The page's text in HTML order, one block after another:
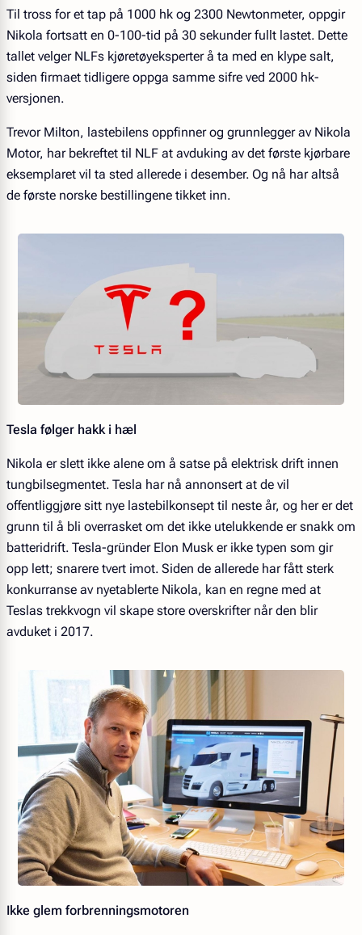
Til tross for et tap på 1000 hk og 2300 Newtonmeter, oppgir
Nikola fortsatt en 0-100-tid på 30 sekunder fullt lastet. Dette
tallet velger NLFs kjøretøyeksperter å ta med en klype salt,
siden firmaet tidligere oppga samme sifre ved 2000 hk-
versjonen.
Trevor Milton, lastebilens oppfinner og grunnlegger av Nikola
Motor, har bekreftet til NLF at avduking av det første kjørbare
eksemplaret vil ta sted allerede i desember. Og nå har altså
de første norske bestillingene tikket inn.
Tesla følger hakk i hæl
Nikola er slett ikke alene om å satse på elektrisk drift innen
tungbilsegmentet. Tesla har nå annonsert at de vil
offentliggjøre sitt nye lastebilkonsept til neste år, og her er det
grunn til å bli overrasket om det ikke utelukkende er snakk om
batteridrift. Tesla-gründer Elon Musk er ikke typen som gir
opp lett; snarere tvert imot. Siden de allerede har fått sterk
konkurranse av nyetablerte Nikola, kan en regne med at
Teslas trekkvogn vil skape store overskrifter når den blir
avduket i 2017.
Ikke glem forbrenningsmotoren